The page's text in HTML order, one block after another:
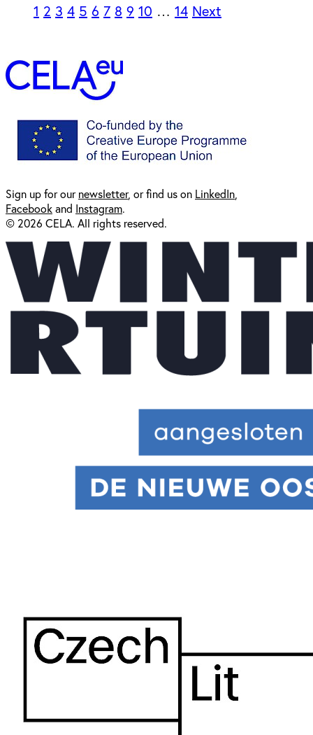
1 2 3 4 5 6 7 8 9 10 … 14 Next
Sign up for ournewsletter, or find us on LinkedIn
Facebookand Instagram.
© 2026 CELA. All rights reserved.